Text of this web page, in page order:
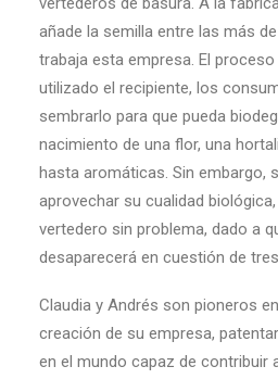
añade la semilla entre las más
trabaja esta empresa. El
utilizado el recipiente, los
sembrarlo para que pueda
nacimiento de una flor, una
hasta aromáticas. Sin embargo,
aprovechar su cualidad
vertedero sin problema, dado a
desaparecerá en cuestión de
Claudia y Andrés son pioneros
creación de su empresa,
en el mundo capaz de contribuir